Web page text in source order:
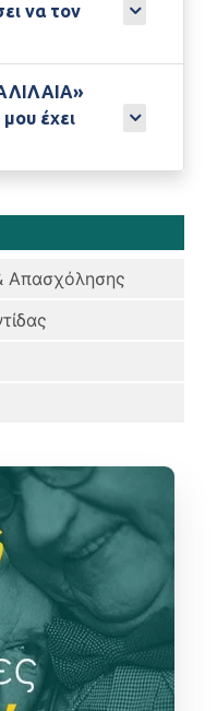
να τον
έχει
Απασχόλησης